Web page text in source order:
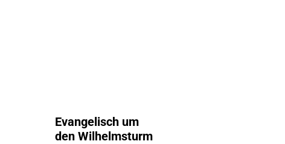
Evangelisch um
den Wilhelmsturm